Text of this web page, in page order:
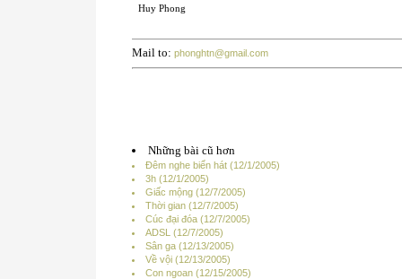
Huy Phong
Mail to: phonghtn@gmail.com
Những bài cũ hơn
Đêm nghe biển hát (12/1/2005)
3h (12/1/2005)
Giấc mộng (12/7/2005)
Thời gian (12/7/2005)
Cúc đại đóa (12/7/2005)
ADSL (12/7/2005)
Sân ga (12/13/2005)
Về vội (12/13/2005)
Con ngoan (12/15/2005)